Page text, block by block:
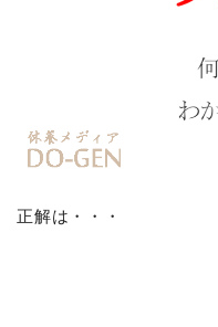
正解は・・・